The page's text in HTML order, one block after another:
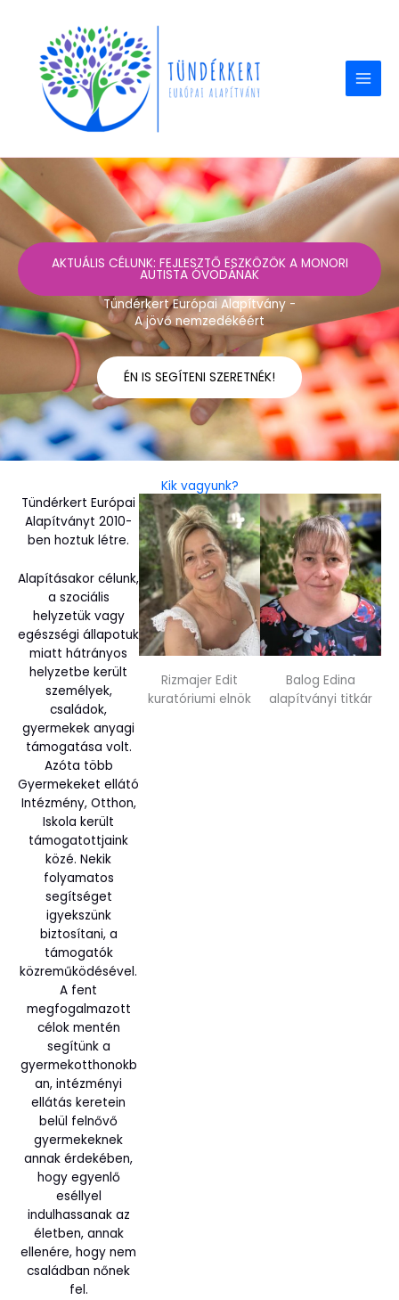
content
AKTUÁLIS CÉLUNK: FEJLESZTŐ ESZKÖZÖK A MONORI
AUTISTA ÓVODÁNAK
Tündérkert Európai Alapítvány -
A jövő nemzedékéért
ÉN IS SEGÍTENI SZERETNÉK!
Kik vagyunk?
Tündérkert Európai
Alapítványt 2010-
ben hoztuk létre.
Alapításakor célunk,
a szociális
helyzetük vagy
egészségi állapotuk
miatt hátrányos
helyzetbe került
személyek,
családok,
gyermekek anyagi
támogatása volt.
Azóta több
Gyermekeket ellátó
Intézmény, Otthon,
Iskola került
támogatottjaink
közé. Nekik
folyamatos
segítséget
igyekszünk
biztosítani, a
támogatók
közreműködésével.
A fent
megfogalmazott
célok mentén
segítünk a
gyermekotthonokb
an, intézményi
ellátás keretein
belül felnővő
gyermekeknek
annak érdekében,
hogy egyenlő
eséllyel
indulhassanak az
életben, annak
ellenére, hogy nem
családban nőnek
fel.
Rizmajer Edit
kuratóriumi elnök
Balog Edina
alapítványi titkár